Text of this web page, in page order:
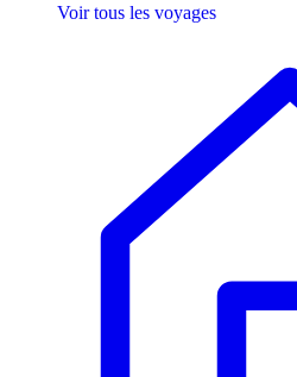
Voir tous les voyages